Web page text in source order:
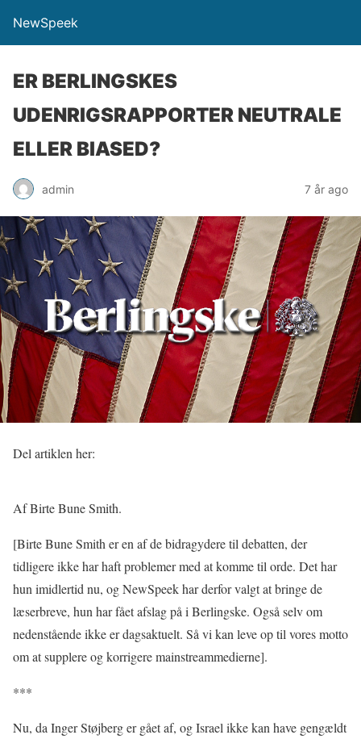
NewSpeek
ER BERLINGSKES
UDENRIGSRAPPORTER NEUTRALE
ELLER BIASED?
admin 7 år ago
Del artiklen her:
Af Birte Bune Smith.
[Birte Bune Smith er en af de bidragydere til debatten, der
tidligere ikke har haft problemer med at komme til orde. Det har
hun imidlertid nu, og NewSpeek har derfor valgt at bringe de
læserbreve, hun har fået afslag på i Berlingske. Også selv om
nedenstående ikke er dagsaktuelt. Så vi kan leve op til vores motto
om at supplere og korrigere mainstreammedierne].
***
Nu, da Inger Støjberg er gået af, og Israel ikke kan have gengældt